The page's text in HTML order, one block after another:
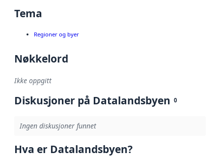
Tema
Regioner og byer
Nøkkelord
Ikke oppgitt
Diskusjoner på Datalandsbyen 0
Ingen diskusjoner funnet
Hva er Datalandsbyen?